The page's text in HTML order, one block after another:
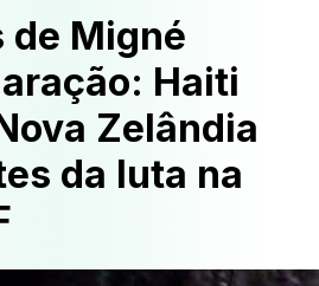
de Migné
Haiti
Zelândia
da luta na